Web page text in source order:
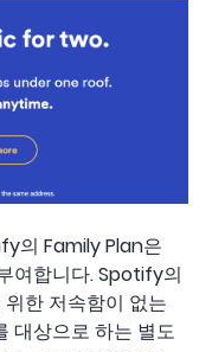
의 Family Plan은
여합니다. Spotify의
한 저속함이 없는
대상으로 하는 별도